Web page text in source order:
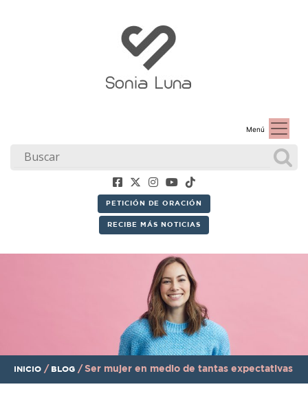
Menú
PETICIÓN DE ORACIÓN
RECIBE MÁS NOTICIAS
INICIO / BLOG / Ser mujer en medio de tantas expectativas